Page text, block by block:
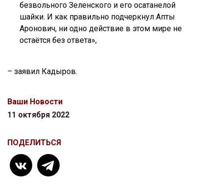
безвольного Зеленского и его осатанелой
шайки. И как правильно подчеркнул Апты
Аронович, ни одно действие в этом мире не
остаётся без ответа»,
– заявил Кадыров.
Ваши Новости
11 октября 2022
ПОДЕЛИТЬСЯ